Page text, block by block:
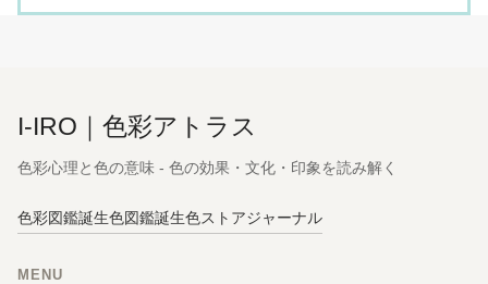
I-IRO｜色彩アトラス
色彩心理と色の意味 - 色の効果・文化・印象を読み解く
色彩図鑑誕生色図鑑誕生色ストアジャーナル
MENU